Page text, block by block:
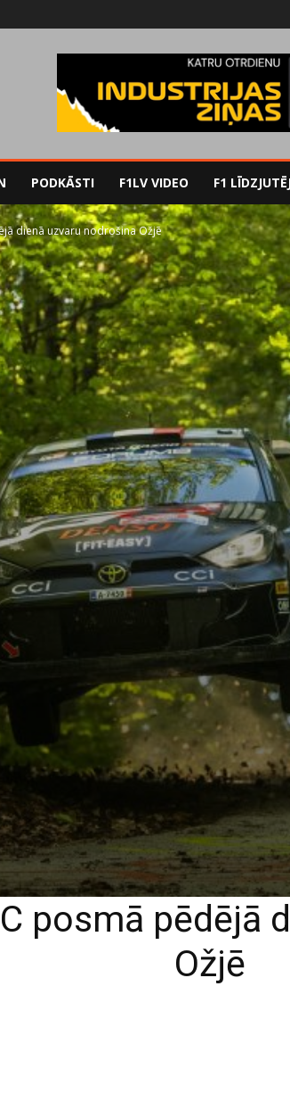
PODKĀSTI F1LV VIDEO F1
dienā uzvaru nodrošina Ožjē
posmā pēdējā
Ožjē